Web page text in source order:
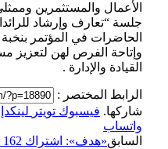
الأعمال والمستثمرين
جلسة “تعارف وإرشاد
الحاضرات في المؤتمر
وإتاحة الفرص لهن لتعزيز
القيادة والإدارة .
الرابط المختصر :
شاركها. فيسبوك تويتر
واتساب
السابق